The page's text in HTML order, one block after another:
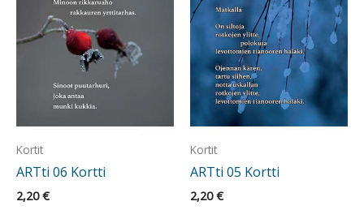
Kortit
ARTti 06 Kortti
2,20€
Kortit
ARTti 05 Kortti
2,20€